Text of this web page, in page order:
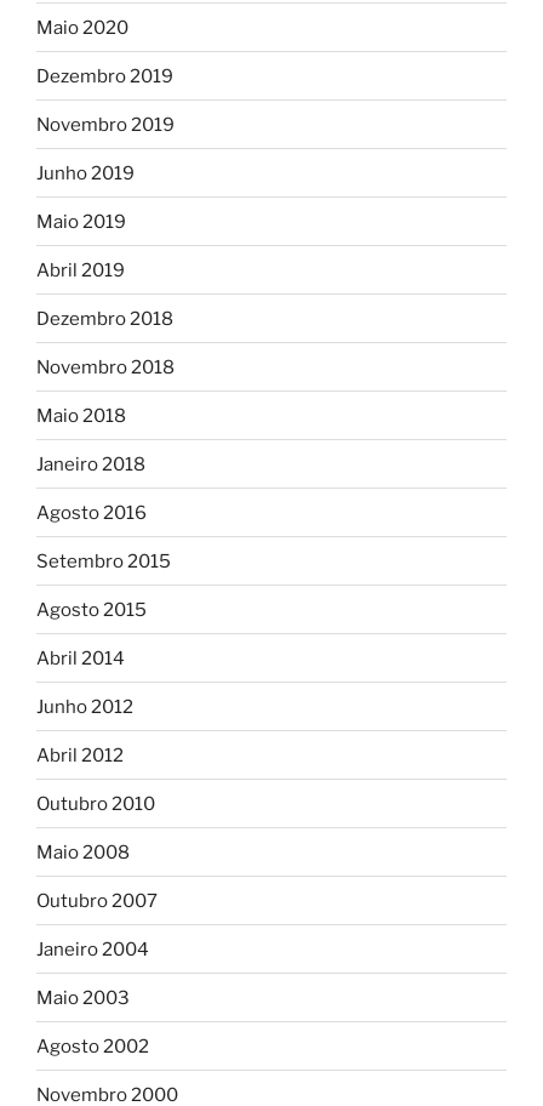
Maio 2020
Dezembro 2019
Novembro 2019
Junho 2019
Maio 2019
Abril 2019
Dezembro 2018
Novembro 2018
Maio 2018
Janeiro 2018
Agosto 2016
Setembro 2015
Agosto 2015
Abril 2014
Junho 2012
Abril 2012
Outubro 2010
Maio 2008
Outubro 2007
Janeiro 2004
Maio 2003
Agosto 2002
Novembro 2000